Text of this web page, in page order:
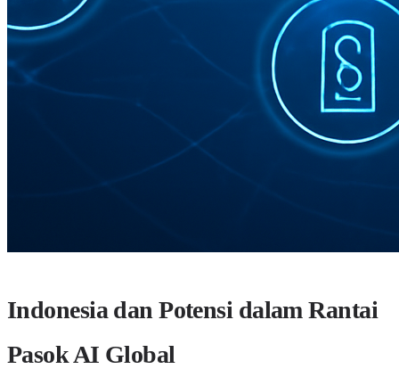
Indonesia dan Potensi dalam Rantai
Pasok AI Global